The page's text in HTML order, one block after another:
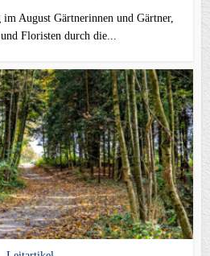
im August Gärtnerinnen und Gärtner,
Floristen durch die...